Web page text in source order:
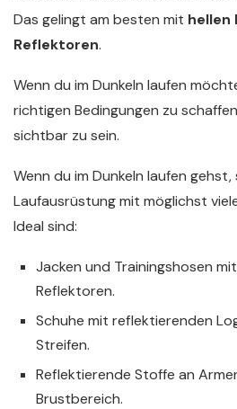
Das gelingt am besten mit hellen
Reflektoren.
Wenn du im Dunkeln laufen
richtigen Bedingungen zu
sichtbar zu sein.
Wenn du im Dunkeln laufen
Laufausrüstung mit möglichst
Ideal sind:
Jacken und Trainingshosen
Reflektoren.
Schuhe mit reflektierenden
Streifen.
Reflektierende Stoffe an
Brustbereich.